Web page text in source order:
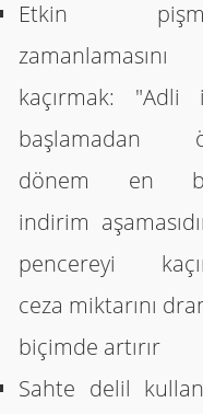
Etkin
zamanlamasını
kaçırmak: "Adli
başlamadan
dönem en
indirim
pencereyi
ceza miktarını
biçimde artırır
Sahte delil